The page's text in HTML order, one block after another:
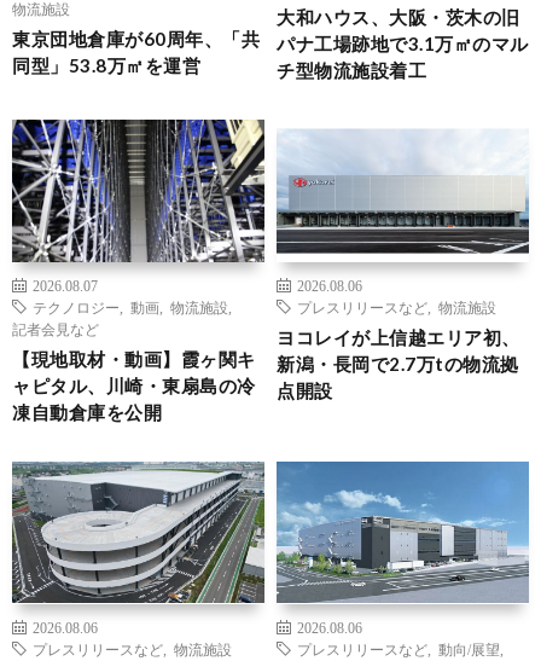
物流施設
東京団地倉庫が60周年、「共
同型」53.8万㎡を運営
大和ハウス、大阪・茨木の旧
パナ工場跡地で3.1万㎡のマル
チ型物流施設着工
2026.08.07
テクノロジー
動画 物流施設
記者会見など
【現地取材・動画】霞ヶ関キ
ャピタル、川崎・東扇島の冷
凍自動倉庫を公開
2026.08.06
プレスリリースなど
物流施設
ヨコレイが上信越エリア初、
新潟・長岡で2.7万tの物流拠
点開設
2026.08.06
プレスリリースなど
物流施設
2026.08.06
プレスリリースなど
動向/展望